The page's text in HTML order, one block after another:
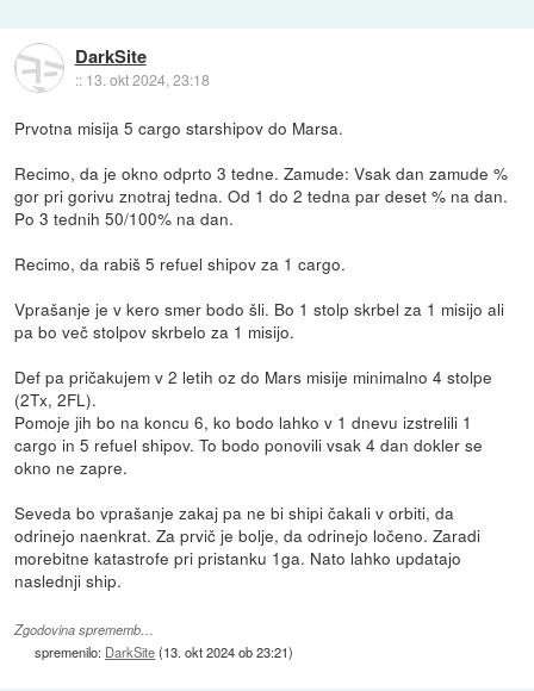
DarkSite
:: 13. okt 2024, 23:18
Prvotna misija 5 cargo starshipov do Marsa.
Recimo, da je okno odprto 3 tedne. Zamude: Vsak dan zamude %
gor pri gorivu znotraj tedna. Od 1 do 2 tedna par deset % na dan.
Po 3 tednih 50/100% na dan.
Recimo, da rabiš 5 refuel shipov za 1 cargo.
Vprašanje je v kero smer bodo šli. Bo 1 stolp skrbel za 1 misijo ali
pa bo več stolpov skrbelo za 1 misijo.
Def pa pričakujem v 2 letih oz do Mars misije minimalno 4 stolpe
(2Tx, 2FL).
Pomoje jih bo na koncu 6, ko bodo lahko v 1 dnevu izstrelili 1
cargo in 5 refuel shipov. To bodo ponovili vsak 4 dan dokler se
okno ne zapre.
Seveda bo vprašanje zakaj pa ne bi shipi čakali v orbiti, da
odrinejo naenkrat. Za prvič je bolje, da odrinejo ločeno. Zaradi
morebitne katastrofe pri pristanku 1ga. Nato lahko updatajo
naslednji ship.
Zgodovina sprememb…
spremenilo: DarkSite(13. okt 2024 ob 23:21)